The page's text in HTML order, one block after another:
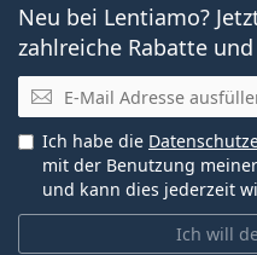
Neu bei Lentiamo?
zahlreiche Rabatte
E-Mail
Ich will
Ich habe die
mit der Benutzung
und kann dies jederzeit